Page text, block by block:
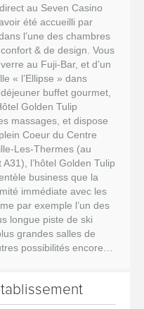
au Seven Casino
été accueilli par
l’une des chambres
& de design. Vous
au Fuji-Bar, et d’un
« l’Ellipse » dans
buffet gourmet,
Golden Tulip
massages, et dispose
Coeur du Centre
Les-Thermes (au
l’hôtel Golden Tulip
business que la
immédiate avec les
par exemple l’un des
longue piste de ski
grandes salles de
possibilités encore…